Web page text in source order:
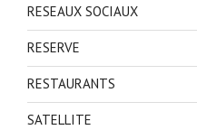
RESEAUX SOCIAUX
RESERVE
RESTAURANTS
SATELLITE